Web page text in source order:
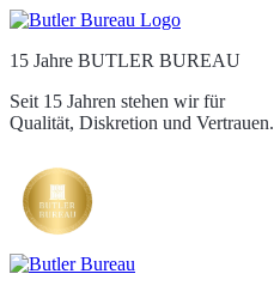
15 Jahre BUTLER BUREAU
Seit 15 Jahren stehen wir für
Qualität, Diskretion und Vertrauen.